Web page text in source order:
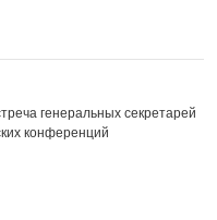
генеральных секретарей
конференций